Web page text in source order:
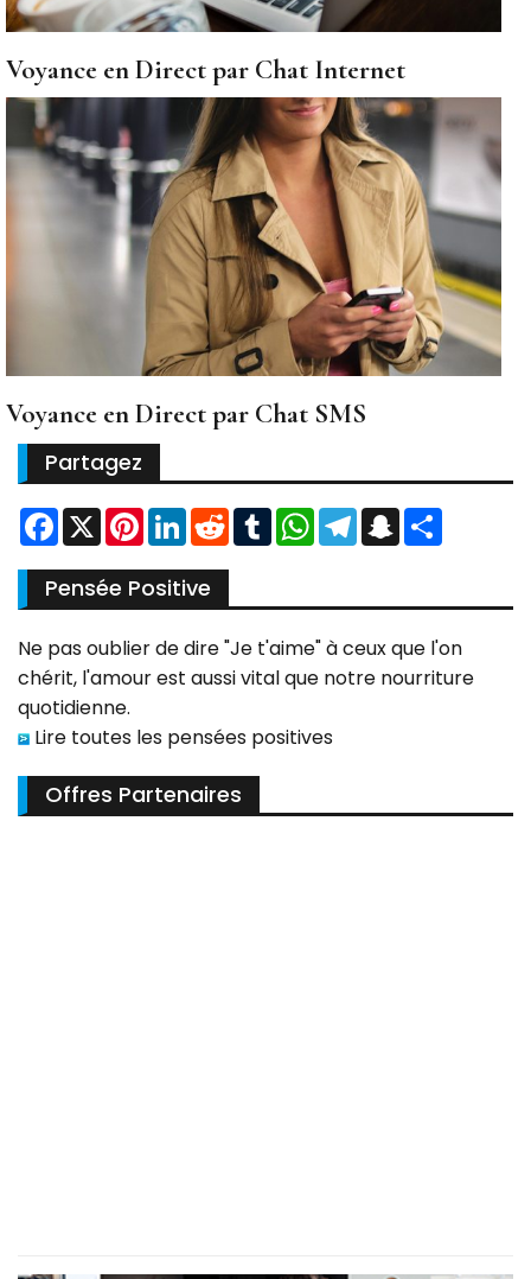
Voyance en Direct par Chat Internet
Voyance en Direct par Chat SMS
Partagez
Facebook
X Pinterest
LinkedInRedditTumblrWhatsApp
TelegramSnapchat
Pensée Positive
Ne pas oublier de dire "Je t'aime" à ceux que l'on
chérit, l'amour est aussi vital que notre nourriture
quotidienne.
Lire toutes les pensées positives
Offres Partenaires